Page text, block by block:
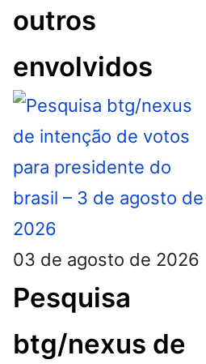
outros
envolvidos
03 de agosto de 2026
Pesquisa
btg/nexus de